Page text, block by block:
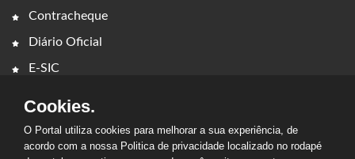
Contracheque
Diário Oficial
E-SIC
Cookies.
O Portal utiliza cookies para melhorar a sua experiência, de
acordo com a nossa Politica de privacidade localizado no rodapé